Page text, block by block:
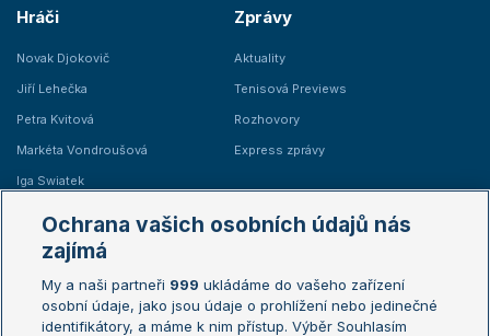
Hráči
Novak Djokovič
Jiří Lehečka
Petra Kvitová
Markéta Vondroušová
Iga Swiatek
Zprávy
Aktuality
Tenisová Previews
Rozhovory
Express zprávy
Žebříčky
Žebříček ATP (muži)
Žebříček WTA (ženy)
Australian Open
French Open
Ochrana vašich osobních údajů nás
zajímá
My a naši partneři 999 ukládáme do vašeho zařízení
osobní údaje, jako jsou údaje o prohlížení nebo jedinečné
identifikátory, a máme k nim přístup. Výběr Souhlasím